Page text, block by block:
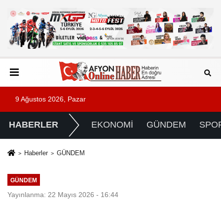
9 Ağustos 2026, Pazar
HABERLER EKONOMİ GÜNDEM
Haberler GÜNDEM
GÜNDEM
Yayınlanma: 22 Mayıs 2026 - 16:44